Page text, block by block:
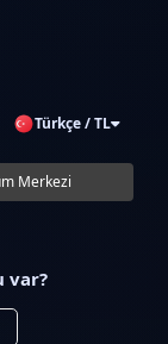
Türkçe / TL
Merkezi
var?